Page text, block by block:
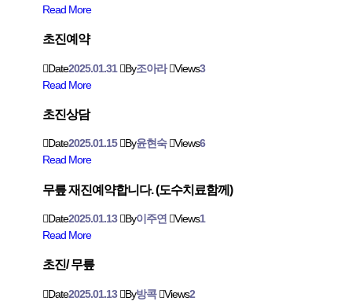
Read More
초진예약
Date2025.01.31 By조아라 Views3
Read More
초진상담
Date2025.01.15 By윤현숙 Views6
Read More
무릎 재진예약합니다. (도수치료함께)
Date2025.01.13 By이주연 Views1
Read More
초진/ 무릎
Date2025.01.13 By방콕 Views2